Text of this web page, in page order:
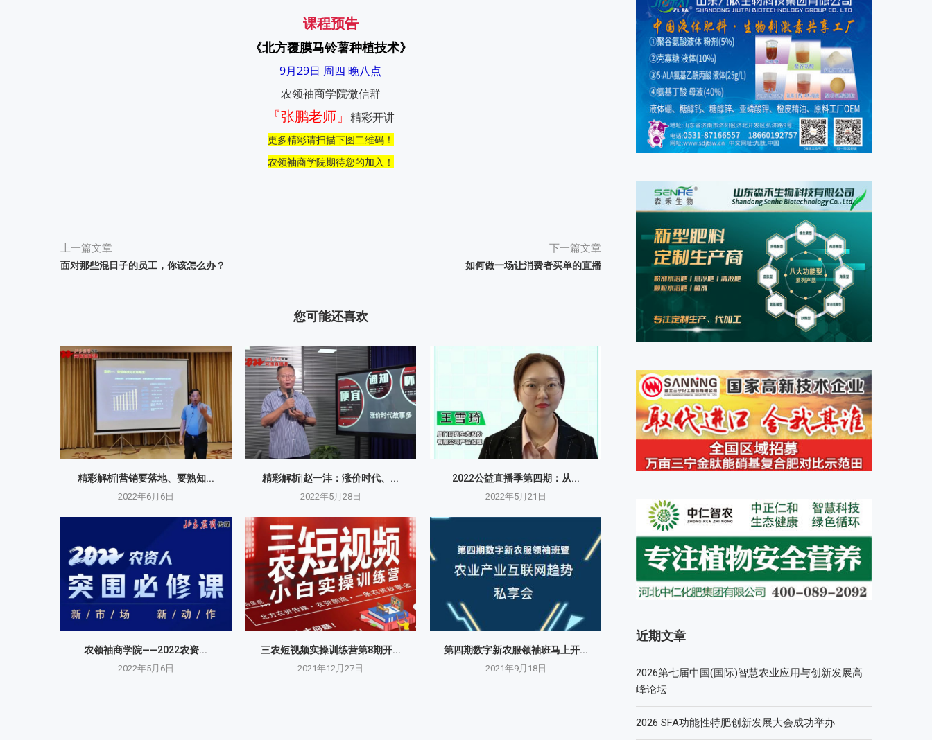
课程预告
《北方覆膜马铃薯种植技术》
9月29日 周四 晚八点
农领袖商学院微信群
『张鹏老师』 精彩开讲
更多精彩请扫描下图二维码！
农领袖商学院期待您的加入！
上一篇文章
面对那些混日子的员工，你该怎么办？
下一篇文章
如何做一场让消费者买单的直播
您可能还喜欢
精彩解析|营销要落地、要熟知...
2022年6月6日
精彩解析|赵一沣：涨价时代、...
2022年5月28日
2022公益直播季第四期：从...
2022年5月21日
农领袖商学院——2022农资...
2022年5月6日
三农短视频实操训练营第8期开...
2021年12月27日
第四期数字新农服领袖班马上开...
2021年9月18日
近期文章
2026第七届中国(国际)智慧农业应用与创新发展高
峰论坛
2026 SFA功能性特肥创新发展大会成功举办